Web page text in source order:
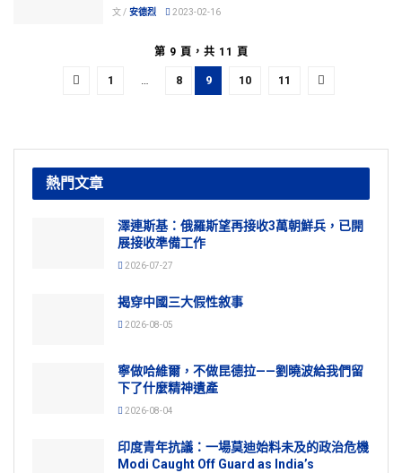
文 / 安德烈 2023-02-16
第 9 頁，共 11 頁
1 … 8 9 10 11
熱門文章
澤連斯基：俄羅斯望再接收3萬朝鮮兵，已開
展接收準備工作
2026-07-27
揭穿中國三大假性敘事
2026-08-05
寧做哈維爾，不做昆德拉——劉曉波給我們留
下了什麼精神遺產
2026-08-04
印度青年抗議：一場莫迪始料未及的政治危機
Modi Caught Off Guard as India’s